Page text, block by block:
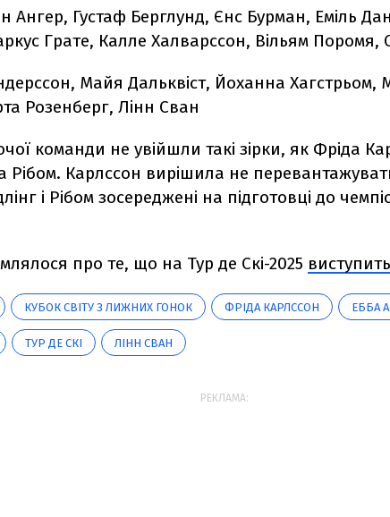
Ангер, Густаф Берглунд, Єнс Бурман, Еміль
Грате, Калле Халварссон, Вільям Поромя,
Майя Дальквіст, Йоханна Хагстрьом,
Розенберг, Лінн Сван
команди не увійшли такі зірки, як Фріда
Рібом. Карлссон вирішила не
і Рібом зосереджені на підготовці до
про те, що на Тур де Скі-2025
КУБОК СВІТУ З ЛИЖНИХ ГОНОК ФРІДА КАРЛССОН ЕББА
ТУР ДЕ СКІ ЛІНН СВАН
РЕКЛАМА: